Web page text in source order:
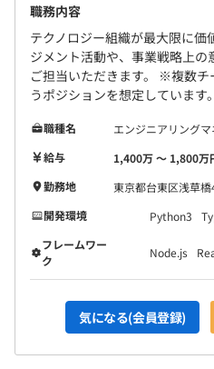
職務内容
テクノロジー組織が最大限に価
ジメント活動や、事業戦略上
ご担当いただきます。 ※複数
うポジションを想定しています
職種名
エンジニアリングマ
給与
1,400万 〜 1,800万
勤務地
東京都台東区浅草
開発環境
Python3
フレームワー
ク
Node.js
気になる(会員登録)